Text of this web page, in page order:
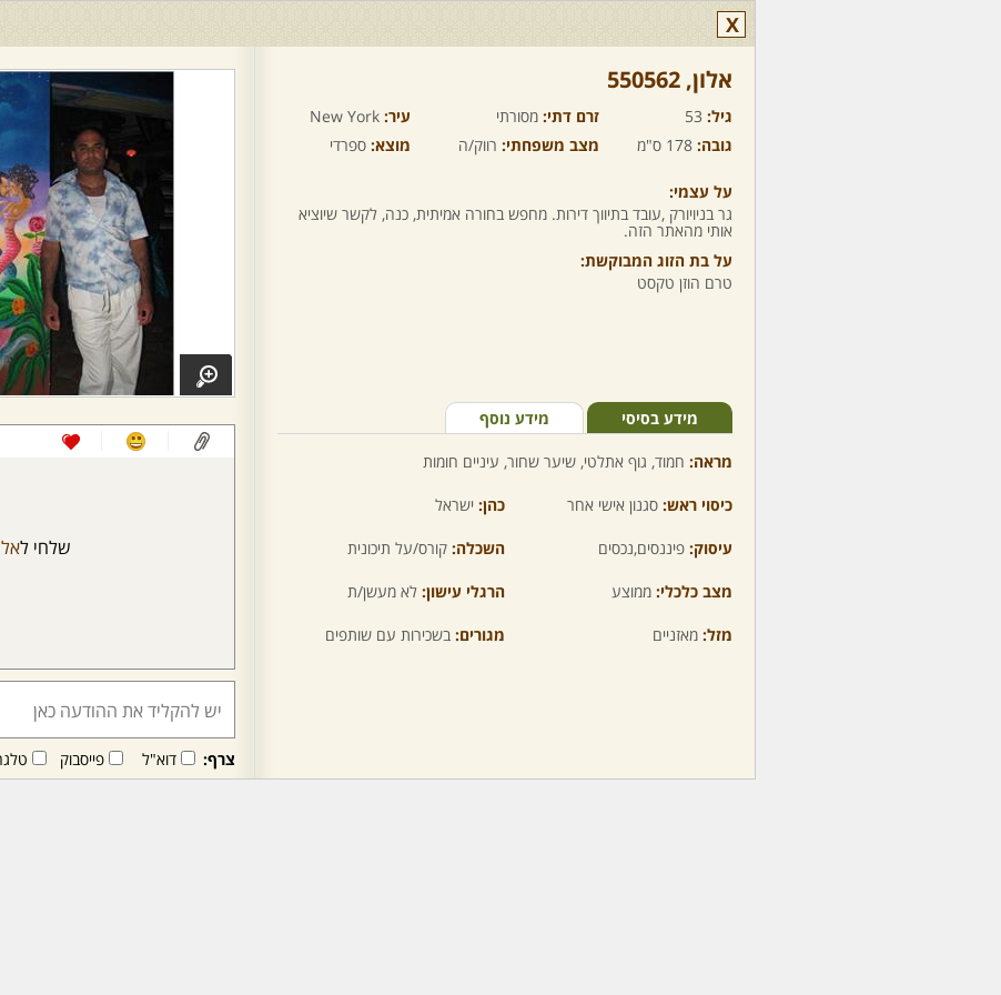
X
אלון,‏ 550562
גיל: 53 זרם דתי: מסורתי עיר: New York
גובה: 178 ס"מ מצב משפחתי: רווק/ה מוצא: ספרדי
על עצמי:
גר בניויורק ,עובד בתיווך דירות. מחפש בחורה אמיתית, כנה, לקשר שיוציא
אותי מהאתר הזה.
על בת הזוג המבוקשת:
טרם הוזן טקסט
מידע בסיסי מידע נוסף
מראה: חמוד, גוף אתלטי, שיער שחור, עיניים חומות
כיסוי ראש: סגנון אישי אחר כהן: ישראל
עיסוק: פיננסים,נכסים השכלה: קורס/על תיכונית
מצב כלכלי: ממוצע הרגלי עישון: לא מעשן/ת
מזל: מאזניים מגורים: בשכירות עם שותפים
שלחי ל
צרף: דוא"ל פייסבוק